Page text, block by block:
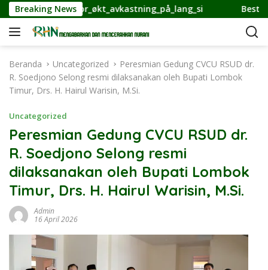
a
Breaking News Best
Beranda Uncategorized
Peresmian Gedung CVCU RSUD dr.
R. Soedjono Selong resmi dilaksanakan oleh Bupati Lombok
Timur, Drs. H. Hairul Warisin, M.Si.
Uncategorized
Peresmian Gedung CVCU RSUD dr.
R. Soedjono Selong resmi
dilaksanakan oleh Bupati Lombok
Timur, Drs. H. Hairul Warisin, M.Si.
Admin
16 April 2026